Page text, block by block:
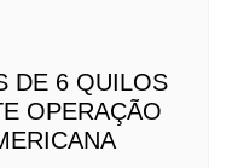
DE 6 QUILOS
OPERAÇÃO